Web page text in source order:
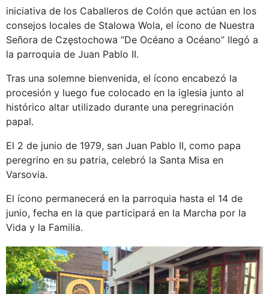
iniciativa de los Caballeros de Colón que actúan en los
consejos locales de Stalowa Wola, el ícono de Nuestra
Señora de Częstochowa “De Océano a Océano” llegó a
la parroquia de Juan Pablo II.
Tras una solemne bienvenida, el ícono encabezó la
procesión y luego fue colocado en la iglesia junto al
histórico altar utilizado durante una peregrinación
papal.
El 2 de junio de 1979, san Juan Pablo II, como papa
peregrino en su patria, celebró la Santa Misa en
Varsovia.
El ícono permanecerá en la parroquia hasta el 14 de
junio, fecha en la que participará en la Marcha por la
Vida y la Familia.